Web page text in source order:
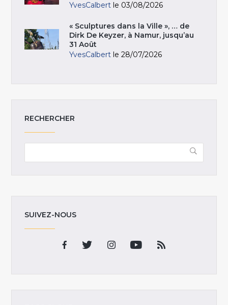
YvesCalbert le 03/08/2026
« Sculptures dans la Ville », … de
Dirk De Keyzer, à Namur, jusqu’au
31 Août
YvesCalbert le 28/07/2026
RECHERCHER
SUIVEZ-NOUS